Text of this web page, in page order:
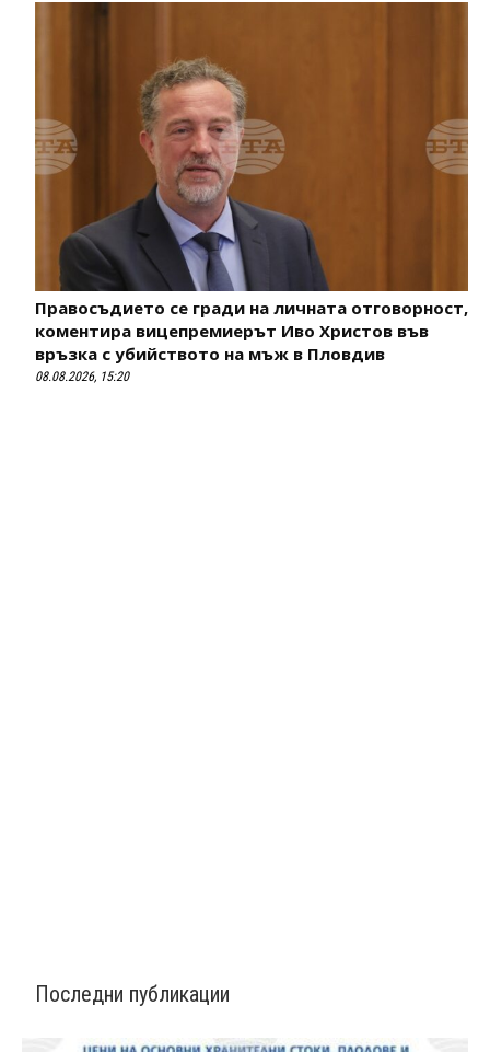
Правосъдието се гради на личната отговорност,
коментира вицепремиерът Иво Христов във
връзка с убийството на мъж в Пловдив
08.08.2026, 15:20
Последни публикации